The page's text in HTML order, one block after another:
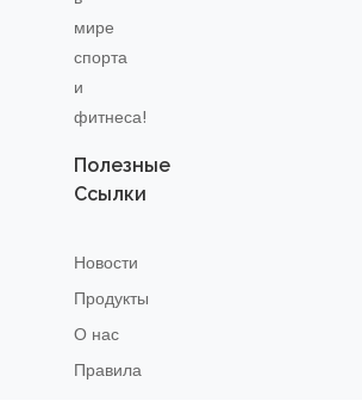
мире
спорта
и
фитнеса!
Полезные
Ссылки
Новости
Продукты
О нас
Правила